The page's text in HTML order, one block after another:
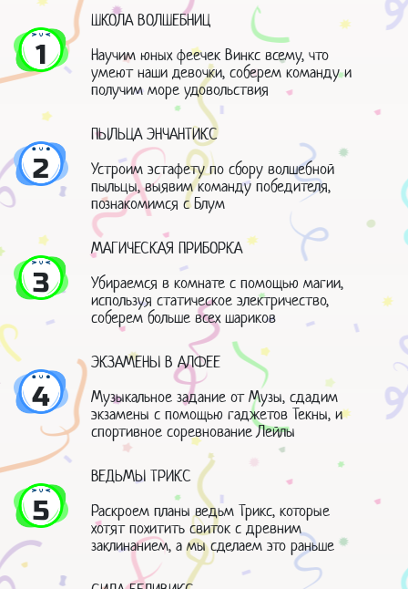
1
ШКОЛА ВОЛШЕБНИЦ
Научим юных феечек Винкс всему, что
умеют наши девочки, соберем команду и
получим море удовольствия
2
ПЫЛЬЦА ЭНЧАНТИКС
Устроим эстафету по сбору волшебной
пыльцы, выявим команду победителя,
познакомимся с Блум
3
МАГИЧЕСКАЯ ПРИБОРКА
Убираемся в комнате с помощью магии,
используя статическое электричество,
соберем больше всех шариков
4
ЭКЗАМЕНЫ В АЛФЕЕ
Музыкальное задание от Музы, сдадим
экзамены с помощью гаджетов Текны, и
спортивное соревнование Лейлы
5
ВЕДЬМЫ ТРИКС
Раскроем планы ведьм Трикс, которые
хотят похитить свиток с древним
заклинанием, а мы сделаем это раньше